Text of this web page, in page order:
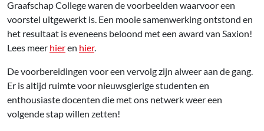
Graafschap College waren de voorbeelden waarvoor een
voorstel uitgewerkt is. Een mooie samenwerking ontstond en
het resultaat is eveneens beloond met een award van Saxion!
Lees meer hieren hier.
De voorbereidingen voor een vervolg zijn alweer aan de gang.
Er is altijd ruimte voor nieuwsgierige studenten en
enthousiaste docenten die met ons netwerk weer een
volgende stap willen zetten!